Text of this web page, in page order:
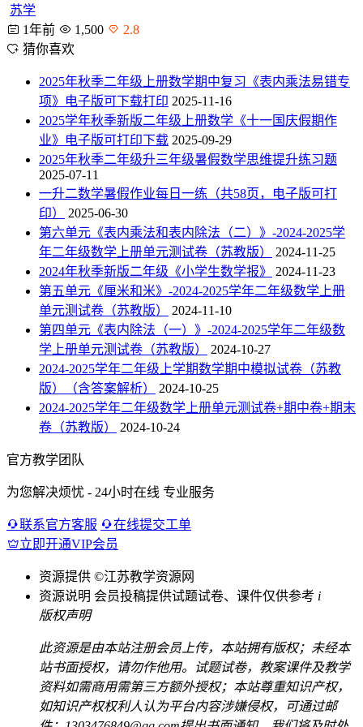
苏学
1年前
1,500
2.8
猜你喜欢
2025年秋季二年级上册数学期中复习《表内乘法易错专
项》电子版可下载打印 2025-11-16
2025学年秋季新版二年级上册数学《十一国庆假期作
业》电子版可打印下载 2025-09-29
2025年秋季二年级升三年级暑假数学思维提升练习题
2025-07-11
一升二数学暑假作业每日一练（共58页，电子版可打
印）
2025-06-30
第六单元《表内乘法和表内除法（二）》-2024-2025学
年二年级数学上册单元测试卷（苏教版）
2024-11-25
2024年秋季新版二年级《小学生数学报》
2024-11-23
第五单元《厘米和米》-2024-2025学年二年级数学上册
单元测试卷（苏教版）
2024-11-10
第四单元《表内除法（一）》-2024-2025学年二年级数
学上册单元测试卷（苏教版）
2024-10-27
2024-2025学年二年级上学期数学期中模拟试卷（苏教
版）（含答案解析）
2024-10-25
2024-2025学年二年级数学上册单元测试卷+期中卷+期末
卷（苏教版）
2024-10-24
官方教学团队
为您解决烦忧 - 24小时在线 专业服务
联系官方客服
在线提交工单
立即开通VIP会员
资源提供 ©江苏教学资源网
资源说明 会员投稿提供试题试卷、课件仅供参考 i
版权声明
此资源是由本站注册会员上传，本站拥有版权；未经本
站书面授权，请勿作他用。试题试卷，教案课件及教学
资料如需商用需第三方额外授权；本站尊重知识产权，
如知识产权权利人认为平台内容涉嫌侵权，可通过邮